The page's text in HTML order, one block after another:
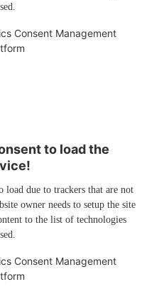
Consent Management
to load the
due to trackers that are not
owner needs to setup the site
to the list of technologies
Consent Management